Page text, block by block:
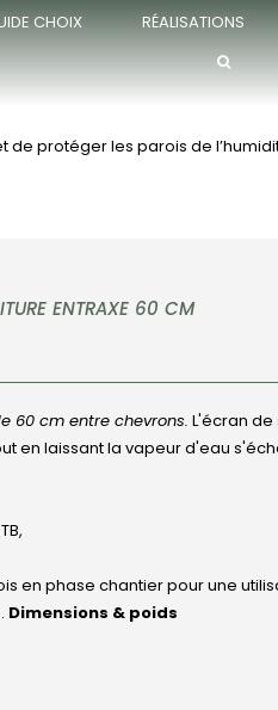
CHOIX RÉALISATIONS
protéger les parois de
ENTRAXE 60 CM
60 cm entre chevrons. L'écran
en laissant la vapeur d'eau
en phase chantier pour une
Dimensions & poids